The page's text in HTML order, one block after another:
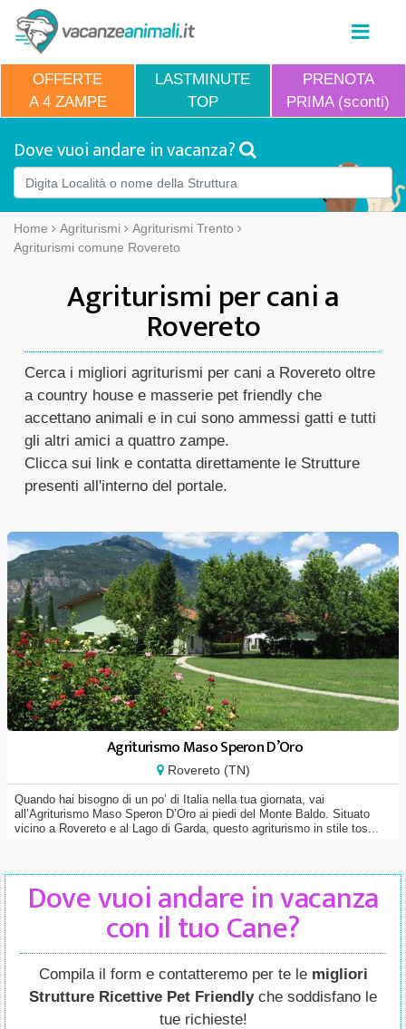
OFFERTE
A 4 ZAMPE
LASTMINUTE
TOP
PRENOTA
PRIMA (sconti)
Dove vuoi andare in vacanza?
Home Agriturismi
Agriturismi Trento
Agriturismi comune Rovereto
Agriturismi per cani a
Rovereto
Cerca i migliori agriturismi per cani a Rovereto oltre
a country house e masserie pet friendly che
accettano animali e in cui sono ammessi gatti e tutti
gli altri amici a quattro zampe.
Clicca sui link e contatta direttamente le Strutture
presenti all'interno del portale.
Agriturismo Maso Speron D’Oro
Rovereto (TN)
Quando hai bisogno di un po’ di Italia nella tua giornata, vai
all’Agriturismo Maso Speron D’Oro ai piedi del Monte Baldo. Situato
vicino a Rovereto e al Lago di Garda, questo agriturismo in stile tos...
Dove vuoi andare in vacanza
con il tuo Cane?
Compila il form e contatteremo per te le migliori
Strutture Ricettive Pet Friendlyche soddisfano le
tue richieste!